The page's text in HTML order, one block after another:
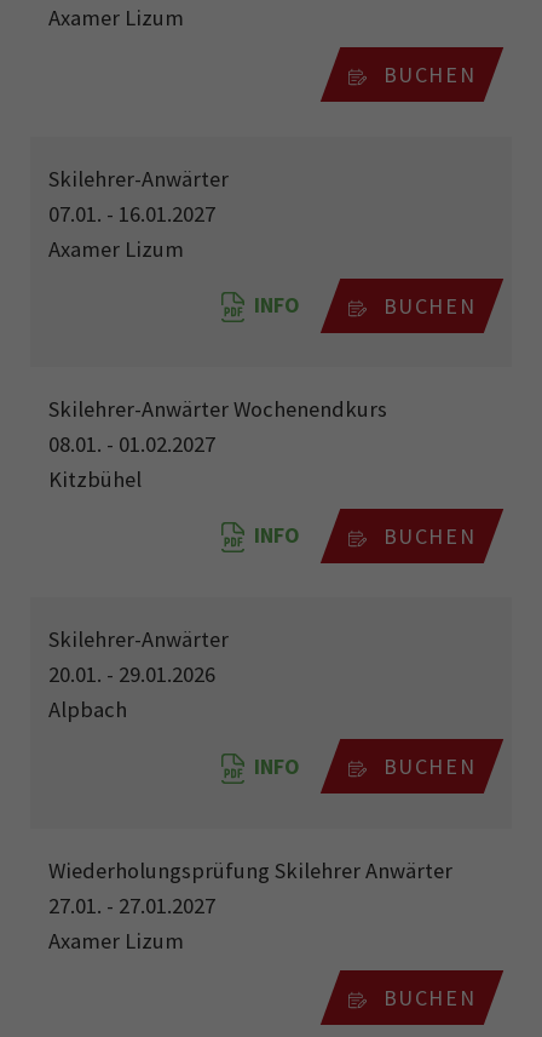
Axamer Lizum
BUCHEN
Skilehrer-Anwärter
07.01. - 16.01.2027
Axamer Lizum
INFO BUCHEN
Skilehrer-Anwärter Wochenendkurs
08.01. - 01.02.2027
Kitzbühel
INFO BUCHEN
Skilehrer-Anwärter
20.01. - 29.01.2026
Alpbach
INFO BUCHEN
Wiederholungsprüfung Skilehrer Anwärter
27.01. - 27.01.2027
Axamer Lizum
BUCHEN